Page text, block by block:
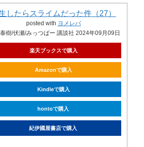
したらスライムだった件（27）
posted with ヨメレバ
樹/伏瀬/みっつばー 講談社 2024年09月09日
楽天ブックスで購入
Amazonで購入
Kindleで購入
hontoで購入
紀伊國屋書店で購入